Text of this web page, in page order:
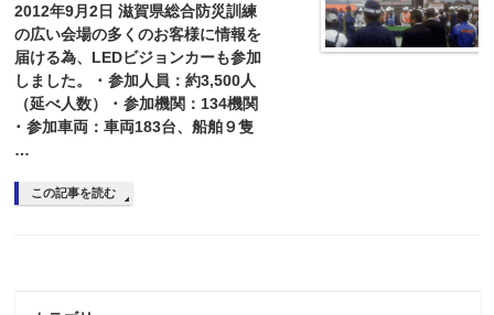
2012年9月2日 滋賀県総合防災訓練
の広い会場の多くのお客様に情報を
届ける為、LEDビジョンカーも参加
しました。 ･ 参加人員：約3,500人
（延べ人数） ･ 参加機関：134機関
･ 参加車両：車両183台、船舶９隻
…
この記事を読む